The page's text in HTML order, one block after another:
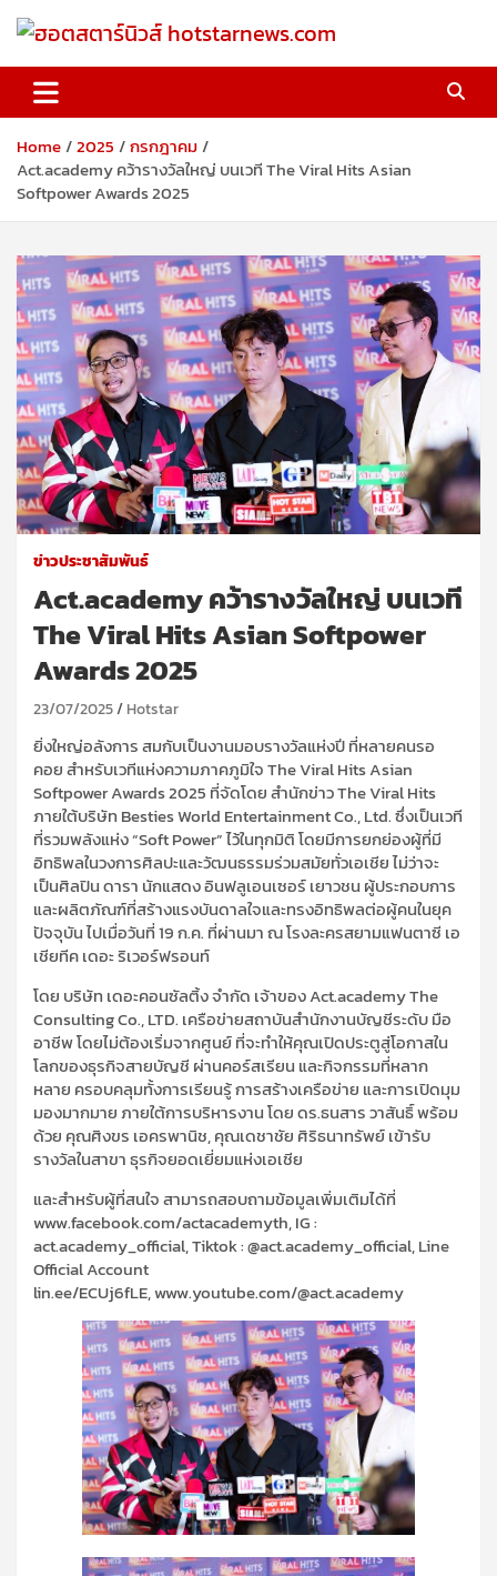
ฮอตสตาร์นิวส์ hotstarnews.com
Home 2025
กรกฎาคม
Act.academy คว้ารางวัลใหญ่ บนเวที The Viral Hits Asian
Softpower Awards 2025
ข่าวประชาสัมพันธ์
Act.academy คว้ารางวัลใหญ่ บนเวที
The Viral Hits Asian Softpower
Awards 2025
23/07/2025 Hotstar
ยิ่งใหญ่อลังการ สมกับเป็นงานมอบรางวัลแห่งปี ที่หลายคนรอ
คอย สำหรับเวทีแห่งความภาคภูมิใจ The Viral Hits Asian
Softpower Awards 2025 ที่จัดโดย สำนักข่าว The Viral Hits
ภายใต้บริษัท Besties World Entertainment Co., Ltd. ซึ่งเป็นเวที
ที่รวมพลังแห่ง “Soft Power” ไว้ในทุกมิติ โดยมีการยกย่องผู้ที่มี
อิทธิพลในวงการศิลปะและวัฒนธรรมร่วมสมัยทั่วเอเชีย ไม่ว่าจะ
เป็นศิลปิน ดารา นักแสดง อินฟลูเอนเซอร์ เยาวชน ผู้ประกอบการ
และผลิตภัณฑ์ที่สร้างแรงบันดาลใจและทรงอิทธิพลต่อผู้คนในยุค
ปัจจุบัน ไปเมื่อวันที่ 19 ก.ค. ที่ผ่านมา ณ โรงละครสยามแฟนตาซี เอ
เชียทีค เดอะ ริเวอร์ฟรอนท์
โดย บริษัท เดอะคอนซัลติ้ง จำกัด เจ้าของ Act.academy The
Consulting Co., LTD. เครือข่ายสถาบันสำนักงานบัญชีระดับ มือ
อาชีพ โดยไม่ต้องเริ่มจากศูนย์ ที่จะทำให้คุณเปิดประตูสู่โอกาสใน
โลกของธุรกิจสายบัญชี ผ่านคอร์สเรียน และกิจกรรมที่หลาก
หลาย ครอบคลุมทั้งการเรียนรู้ การสร้างเครือข่าย และการเปิดมุม
มองมากมาย ภายใต้การบริหารงาน โดย ดร.ธนสาร วาสันธิ์ พร้อม
ด้วย คุณศิงขร เอครพานิช, คุณเดชาชัย ศิริธนาทรัพย์ เข้ารับ
รางวัลในสาขา ธุรกิจยอดเยี่ยมแห่งเอเชีย
และสำหรับผู้ที่สนใจ สามารถสอบถามข้อมูลเพิ่มเติมได้ที่
www.facebook.com/actacademyth, IG :
act.academy_official, Tiktok : @act.academy_official, Line
Official Account
lin.ee/ECUj6fLE, www.youtube.com/@act.academy